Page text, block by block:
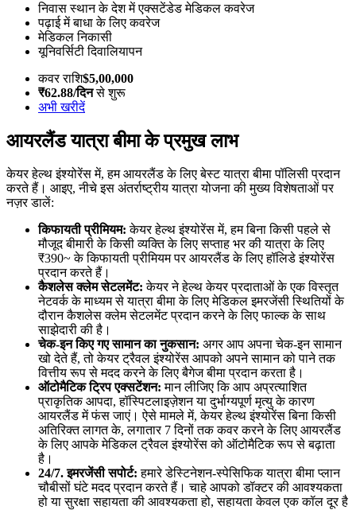
निवास स्थान के देश में एक्सटेंडेड मेडिकल कवरेज
पढ़ाई में बाधा के लिए कवरेज
मेडिकल निकासी
यूनिवर्सिटी दिवालियापन
कवर राशि$5,00,000
₹62.88/दिनसे शुरू
अभी खरीदें
आयरलैंड यात्रा बीमा के प्रमुख लाभ
केयर हेल्थ इंश्योरेंस में, हम आयरलैंड के लिए बेस्ट यात्रा बीमा पॉलिसी प्रदान
करते हैं। आइए, नीचे इस अंतर्राष्ट्रीय यात्रा योजना की मुख्य विशेषताओं पर
नज़र डालें:
किफायती प्रीमियम: केयर हेल्थ इंश्योरेंस में, हम बिना किसी पहले से
मौजूद बीमारी के किसी व्यक्ति के लिए सप्ताह भर की यात्रा के लिए
₹390~ के किफायती प्रीमियम पर आयरलैंड के लिए हॉलिडे इंश्योरेंस
प्रदान करते हैं।
कैशलेस क्लेम सेटलमेंट: केयर ने हेल्थ केयर प्रदाताओं के एक विस्तृत
नेटवर्क के माध्यम से यात्रा बीमा के लिए मेडिकल इमरजेंसी स्थितियों के
दौरान कैशलेस क्लेम सेटलमेंट प्रदान करने के लिए फाल्क के साथ
साझेदारी की है।
चेक-इन किए गए सामान का नुकसान: अगर आप अपना चेक-इन सामान
खो देते हैं, तो केयर ट्रैवल इंश्योरेंस आपको अपने सामान को पाने तक
वित्तीय रूप से मदद करने के लिए बैगेज बीमा प्रदान करता है।
ऑटोमैटिक ट्रिप एक्सटेंशन: मान लीजिए कि आप अप्रत्याशित
प्राकृतिक आपदा, हॉस्पिटलाइज़ेशन या दुर्भाग्यपूर्ण मृत्यु के कारण
आयरलैंड में फंस जाएं। ऐसे मामले में, केयर हेल्थ इंश्योरेंस बिना किसी
अतिरिक्त लागत के, लगातार 7 दिनों तक कवर करने के लिए आयरलैंड
के लिए आपके मेडिकल ट्रैवल इंश्योरेंस को ऑटोमैटिक रूप से बढ़ाता
है।
24/7. इमरजेंसी सपोर्ट: हमारे डेस्टिनेशन-स्पेसिफिक यात्रा बीमा प्लान
चौबीसों घंटे मदद प्रदान करते हैं। चाहे आपको डॉक्टर की आवश्यकता
हो या सुरक्षा सहायता की आवश्यकता हो, सहायता केवल एक कॉल दूर है